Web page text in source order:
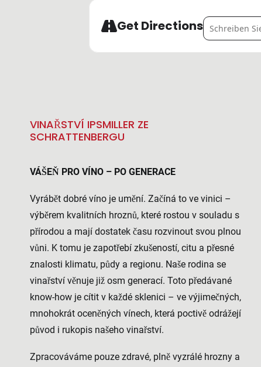
Get DirectionsAddress -
VINAŘSTVÍ IPSMILLER ZE
SCHRATTENBERGU
VÁŠEŇ PRO VÍNO – PO GENERACE
Vyrábět dobré víno je umění. Začíná to ve vinici –
výběrem kvalitních hroznů, které rostou v souladu s
přírodou a mají dostatek času rozvinout svou plnou
vůni. K tomu je zapotřebí zkušeností, citu a přesné
znalosti klimatu, půdy a regionu. Naše rodina se
vinařství věnuje již osm generací. Toto předávané
know-how je cítit v každé sklenici – ve výjimečných,
mnohokrát oceněných vínech, která poctivě odrážejí
původ i rukopis našeho vinařství.
Zpracováváme pouze zdravé, plně vyzrálé hrozny a